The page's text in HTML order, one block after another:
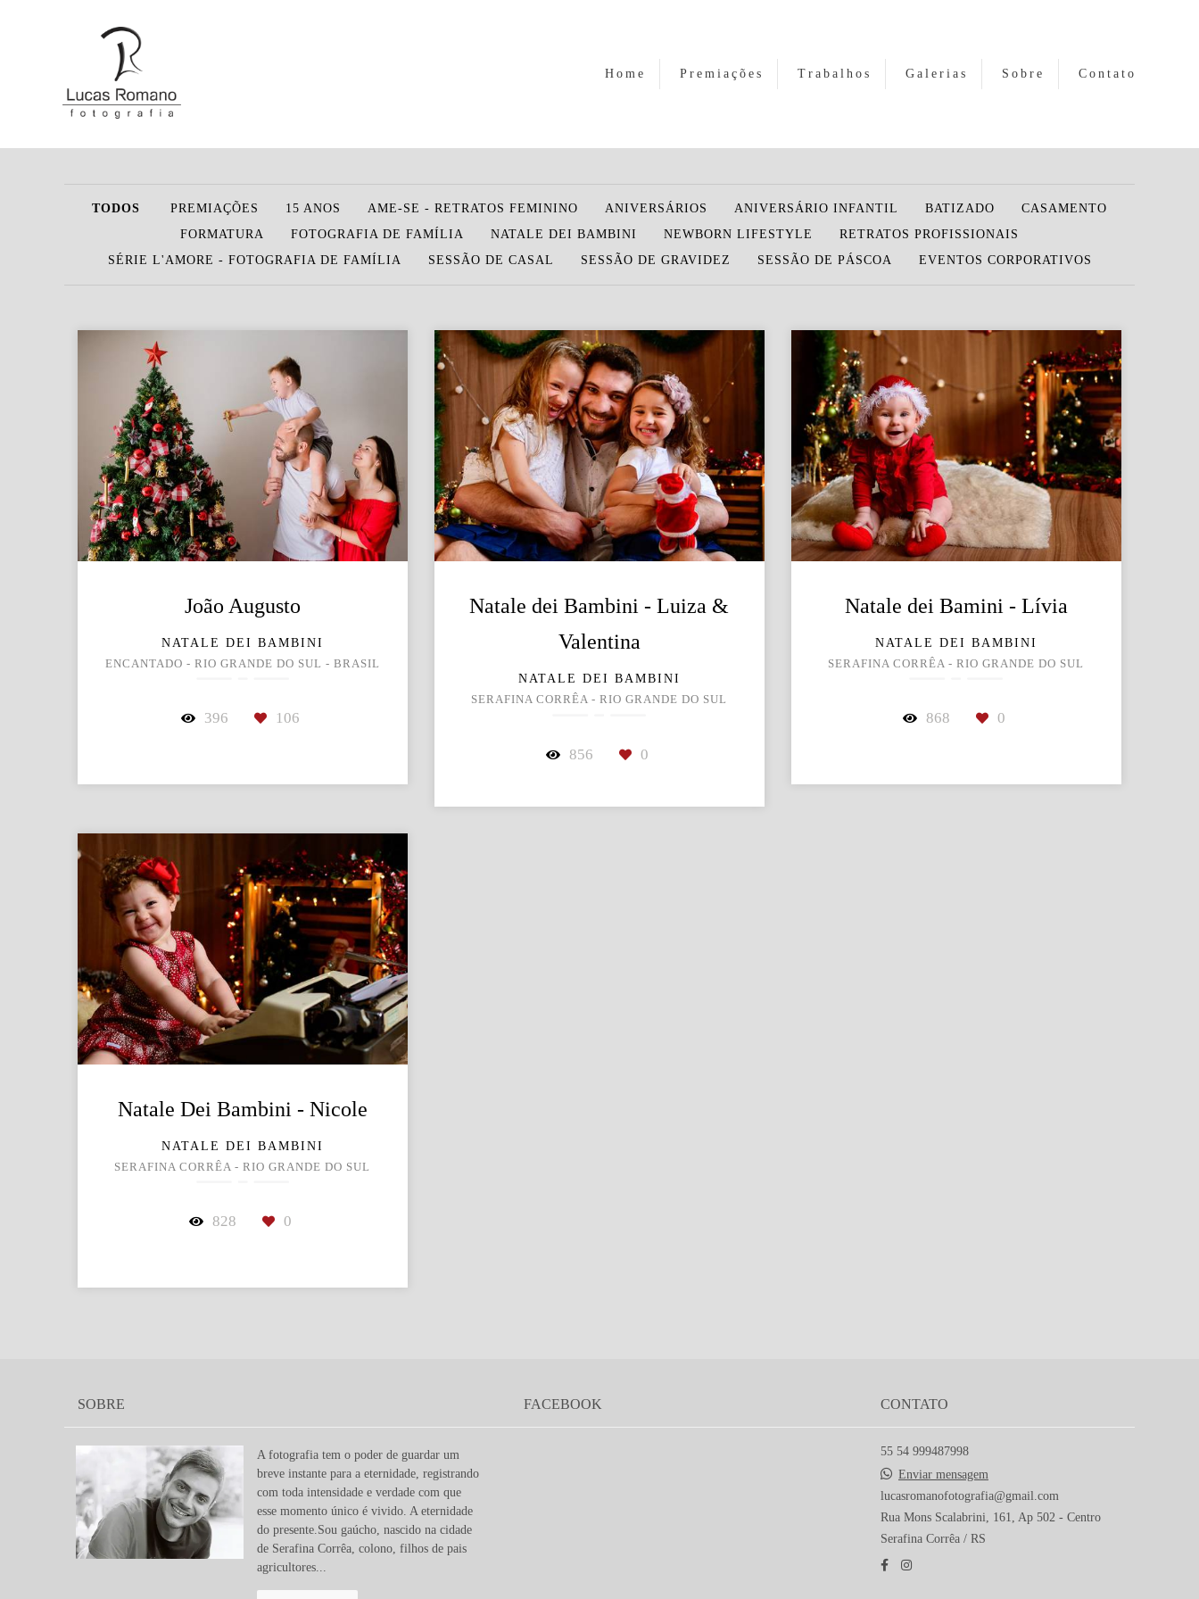
Home Premiações Trabalhos Galerias Sobre Contato
TODOS PREMIAÇÕES 15 ANOS AME-SE - RETRATOS FEMININO ANIVERSÁRIOS ANIVERSÁRIO INFANTIL BATIZADO
CASAMENTO
FORMATURA
FOTOGRAFIA DE FAMÍLIA NATALE DEI BAMBINI NEWBORN LIFESTYLE
RETRATOS PROFISSIONAIS
SÉRIE L'AMORE - FOTOGRAFIA DE FAMÍLIA
SESSÃO DE CASAL SESSÃO DE GRAVIDEZ SESSÃO DE PÁSCOA EVENTOS CORPORATIVOS
João Augusto
NATALE DEI BAMBINI
ENCANTADO - RIO GRANDE DO SUL - BRASIL
396 106
Natale dei Bambini - Luiza &
Valentina
NATALE DEI BAMBINI
SERAFINA CORRÊA - RIO GRANDE DO SUL
856 0
Natale dei Bamini - Lívia
NATALE DEI BAMBINI
SERAFINA CORRÊA - RIO GRANDE DO SUL
868 0
Natale Dei Bambini - Nicole
NATALE DEI BAMBINI
SERAFINA CORRÊA - RIO GRANDE DO SUL
828 0
SOBRE
A fotografia tem o poder de guardar um
breve instante para a eternidade, registrando
com toda intensidade e verdade com que
esse momento único é vivido. A eternidade
do presente.Sou gaúcho, nascido na cidade
de Serafina Corrêa, colono, filhos de pais
agricultores...
FACEBOOK CONTATO
55 54 999487998
Enviar mensagem
lucasromanofotografia@gmail.com
Rua Mons Scalabrini, 161, Ap 502 - Centro
Serafina Corrêa / RS